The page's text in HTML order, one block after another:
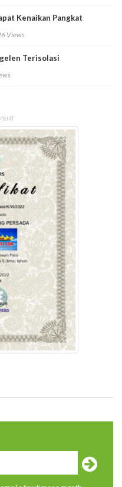
Kenaikan Pangkat
Views
Terisolasi